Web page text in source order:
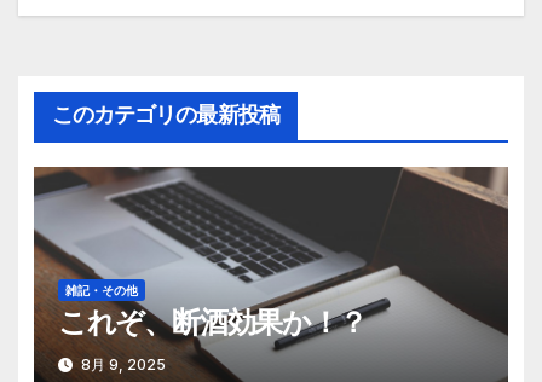
稿
ビ
ゲ
ー
シ
ョ
ン
このカテゴリの最新投稿
雑記・その他
これぞ、断酒効果か！？
8月 9, 2025